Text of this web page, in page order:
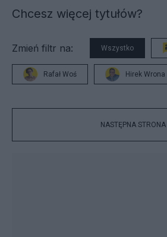
Chcesz więcej tytułów?
Zmień filtr na: Wszystko
Rafał Woś Hirek Wrona
NASTĘPNA STRONA